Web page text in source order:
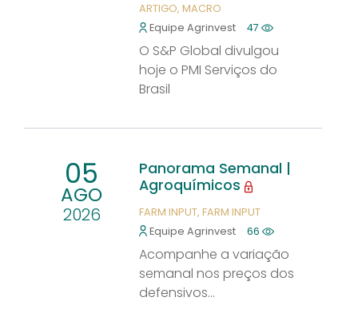
ARTIGO MACRO
Equipe Agrinvest
47
O S&P Global divulgou
hoje o PMI Serviços do
Brasil
05
AGO
2026
Panorama Semanal |
Agroquímicos
FARM INPUT FARM INPUT
Equipe Agrinvest
66
Acompanhe a variação
semanal nos preços dos
defensivos...